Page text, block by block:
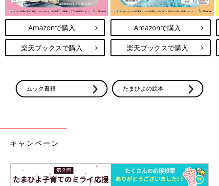
23:30
車椅子で部屋に移動。麻酔が残っているのか、とくに痛みはな
し。
◼︎8/20
3時間おきにトイレに起きてくださいと言われ、セットした目覚
ましで起きる。無事初回排尿。会陰が少し痛い。悪露に驚く。
麻酔科の診察あり。腰の筋肉痛のような痛みは2-3日で治ると言
われる。
Amazonで購入
楽天ブックスで購入
Amazonで購入
楽天ブックスで購入
ムック書籍 たまひよの絵本
キャンペーン